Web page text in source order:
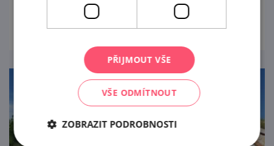
prohlédnout
PŘIJMOUT VŠE
VŠE ODMÍTNOUT
ZOBRAZIT PODROBNOSTI